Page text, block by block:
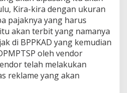
Kira-kira dengan ukuran
pajaknya yang harus
akan terbit yang namanya
di BPPKAD yang kemudian
oleh vendor
telah melakukan
reklame yang akan